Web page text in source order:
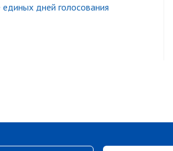
единых дней голосования